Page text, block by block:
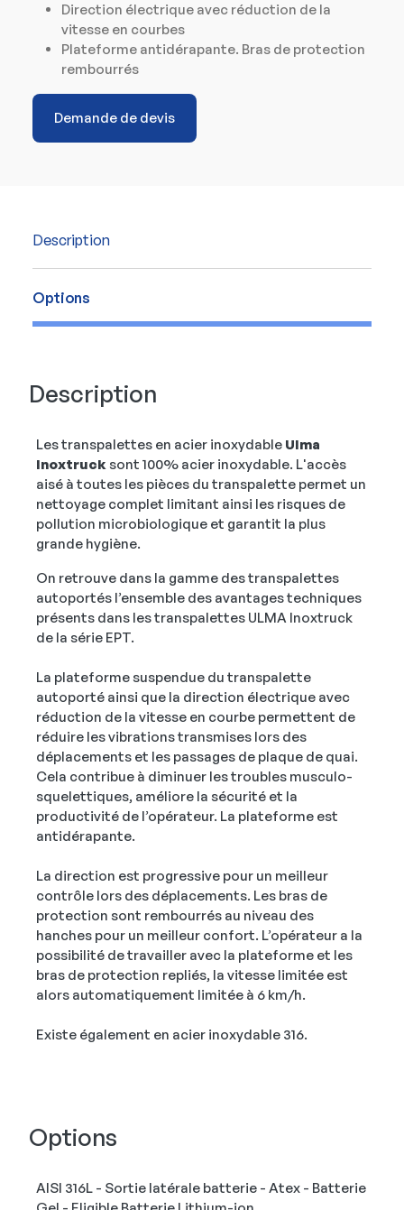
Direction électrique avec réduction de la
vitesse en courbes
Plateforme antidérapante. Bras de protection
rembourrés
Demande de devis
Description
Options
Description
Les transpalettes en acier inoxydable Ulma
Inoxtrucksont 100% acier inoxydable. L'accès
aisé à toutes les pièces du transpalette permet un
nettoyage complet limitant ainsi les risques de
pollution microbiologique et garantit la plus
grande hygiène.
On retrouve dans la gamme des transpalettes
autoportés l’ensemble des avantages techniques
présents dans les transpalettes ULMA Inoxtruck
de la série EPT.
La plateforme suspendue du transpalette
autoporté ainsi que la direction électrique avec
réduction de la vitesse en courbe permettent de
réduire les vibrations transmises lors des
déplacements et les passages de plaque de quai.
Cela contribue à diminuer les troubles musculo-
squelettiques, améliore la sécurité et la
productivité de l’opérateur. La plateforme est
antidérapante.
La direction est progressive pour un meilleur
contrôle lors des déplacements. Les bras de
protection sont rembourrés au niveau des
hanches pour un meilleur confort. L’opérateur a la
possibilité de travailler avec la plateforme et les
bras de protection repliés, la vitesse limitée est
alors automatiquement limitée à 6 km/h.
Existe également en acier inoxydable 316.
Options
AISI 316L - Sortie latérale batterie - Atex - Batterie